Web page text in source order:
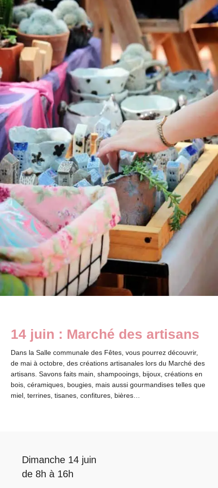
14 juin : Marché des artisans
Dans la Salle communale des Fêtes, vous pourrez découvrir,
de mai à octobre, des créations artisanales lors du Marché des
artisans. Savons faits main, shampooings, bijoux, créations en
bois, céramiques, bougies, mais aussi gourmandises telles que
miel, terrines, tisanes, confitures, bières…
Dimanche 14 juin
de 8h à 16h